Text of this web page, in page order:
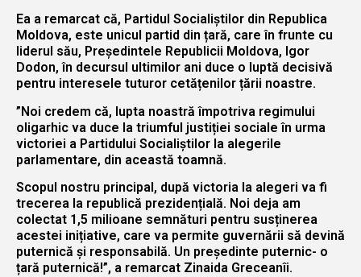
Ea a remarcat că, Partidul Socialiștilor din Republica
Moldova, este unicul partid din țară, care în frunte cu
liderul său, Președintele Republicii Moldova, Igor
Dodon, în decursul ultimilor ani duce o luptă decisivă
pentru interesele tuturor cetățenilor țării noastre.
”Noi credem că, lupta noastră împotriva regimului
oligarhic va duce la triumful justiției sociale în urma
victoriei a Partidului Socialiștilor la alegerile
parlamentare, din această toamnă.
Scopul nostru principal, după victoria la alegeri va fi
trecerea la republică prezidențială. Noi deja am
colectat 1,5 milioane semnături pentru susținerea
acestei inițiative, care va permite guvernării să devină
puternică și responsabilă. Un președinte puternic- o
țară puternică!”, a remarcat Zinaida Greceanîi.